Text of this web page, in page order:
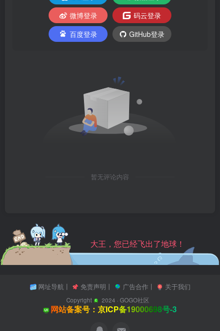
微博登录
码云登录
百度登录
GitHub登录
暂无评论内容
大王，您已经飞出了地球！
网址导航丨 免责声明 丨 广告合作丨 关于我们
Copyright 2024 ·GOGO社区
网站备案号：京ICP备19000698号-3